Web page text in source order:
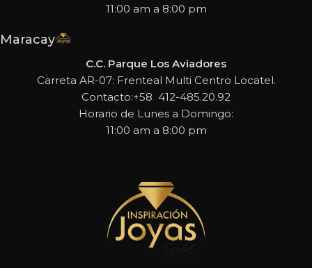
11:00 am a 8:00 pm
Maracay
C.C. Parque Los Aviadores
Carreta AR-07: Frenteal Multi Centro Locatel.
Contacto:+58 412-485.20.92
Horario de Lunes a Domingo:
11:00 am a 8:00 pm